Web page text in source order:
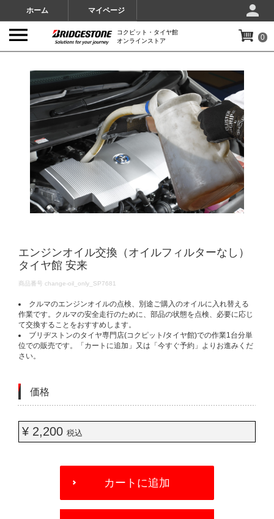
ホーム マイページ
コクピット・タイヤ館
オンラインストア
0
エンジンオイル交換（オイルフィルターなし）
タイヤ館 安来
DETAILS
商品番号 change-oil_only_SP7681
クルマのエンジンオイルの点検、別途ご購入のオイルに入れ替える
作業です。クルマの安全走行のために、部品の状態を点検、必要に応じ
て交換することをおすすめします。
ブリヂストンのタイヤ専門店(コクピット/タイヤ館)での作業1台分単
位での販売です。「カートに追加」又は「今すぐ予約」よりお進みくだ
さい。
価格
¥ 2,200 税込
OPTIONS
カートに追加